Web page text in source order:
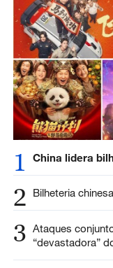
1 China lidera
2 Bilheteria
3 Ataques
“devastadora”